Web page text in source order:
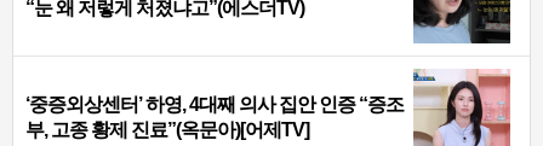
“눈 왜 저렇게 처졌냐고”(에스더TV)
‘중증외상센터’ 하영, 4대째 의사 집안 인증 “증조
부, 고종 황제 진료”(옥문아)[어제TV]